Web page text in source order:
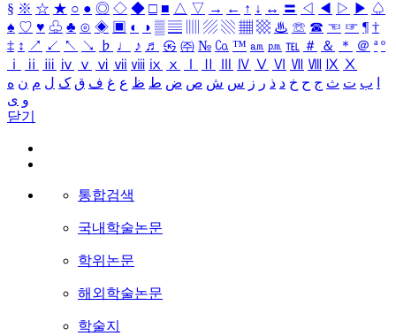
§ ※ ☆ ★ ○ ● ◎ ◇ ◆ □ ■ △ ▽ → ← ↑ ↓ ↔ 〓 ◁ ◀ ▷ ▶ ♤
♠ ♡ ♥ ♧ ♣ ⊙ ◈ ▣ ◐ ◑ ▒ ▤ ▨ ▧ ▦ ▩ ♨ ☏ ☎ ☜ ☞ ¶ †
‡ ↕ ↗ ↙ ↖ ↘ ♭ ♩ ♪ ♬ ㉿ ㈜ № ㏇ ™ ㏂ ㏘ ℡ ＃ ＆ ＊ ＠ ª º
ⅰ
ⅱ ⅲ ⅳ ⅴ ⅵ ⅶ ⅷ ⅸ ⅹ Ⅳ Ⅴ Ⅵ Ⅶ Ⅷ Ⅸ Ⅹ
ب ت ث ج ح خ د ذ ر ز س ش ص ض ط ظ ع غ ف ق ک ل م ن ه
و ی
닫기
통합검색
국내학술논문
학위논문
해외학술논문
학술지